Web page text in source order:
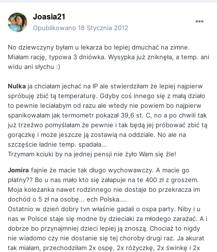
Joasia21
Opublikowano 18 Stycznia 2012
No dziewczyny byłam u lekarza bo lepiej dmuchać na zimne.
Miałam rację, typowa 3 dniówka. Wysypka już zniknęła, a temp. ani
widu ani słychu :)
Nulka ja chciałam jechać na IP ale stwierdziłam że lepiej najpierw
spróbuję zbić tą temperaturę. Gdyby coś innego się z małą działo
to pewnie leciałabym od razu ale wtedy nie powiem bo najpierw
spanikowałam jak termometr pokazał 39,6 st. C, no a po chwili tak
już trzeźwo pomyślałam że pewnie i tak będą jej próbować zbić tą
gorączkę i może jeszcze ją zostawią na oddziale. No ale na
szczęście ładnie temp. spadała...
Trzymam kciuki by na jednej pensji nie żyło Wam się źle!
Jomira fajnie że macie tak długo wychowawczy. A macie go
płatny?? Bo u nas mało kto się załapuje na te 400 zł z groszem.
Moja koleżanka nawet rodzinnego nie dostaje bo przekracza im
dochód o 5 zł na osobę... ech Polska....
Ostatnio w dzień dobry tvn właśnie gadali o ospa party. Niby i u
nas w Polsce staje się modne by dzieciaki za młodego zarażać. A i
dobrze bo przynajmniej dzieci lepiej ją znoszą. Chociaż to nigdy
nie wiadomo czy nie dostanie się tej choroby drugi raz. Ja akurat
tak miałam, przechodziłam 2x ospę, 2x różyczkę, 2x świnkę i 2x